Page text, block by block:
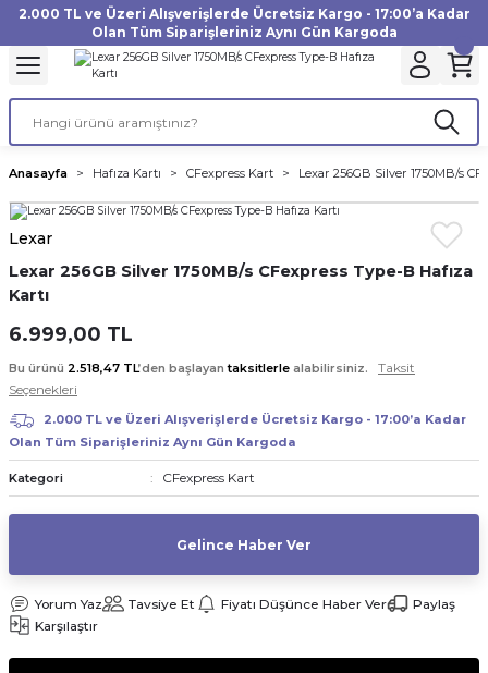
2.000 TL ve Üzeri Alışverişlerde Ücretsiz Kargo - 17:00’a Kadar
Olan Tüm Siparişleriniz Aynı Gün Kargoda
Geri Dön
Makinesi
Geri Dön
Geri Dön
Geri Dön
Geri Dön
Geri Dön
Geri Dön
Geri Dön
Geri Dön
Geri Dön
Geri Dön
Geri Dön
Anasayfa Hafıza Kartı CFexpress Kart Lexar 256GB Silver 1750MB/s
Lexar
Lexar 256GB Silver 1750MB/s CFexpress Type-B Hafıza
Kartı
6.999,00 TL
Bu ürünü 2.518,47 TL’den başlayantaksitlerle alabilirsiniz.
Taksit
Seçenekleri
2.000 TL ve Üzeri Alışverişlerde Ücretsiz Kargo - 17:00’a Kadar
Olan Tüm Siparişleriniz Aynı Gün Kargoda
Kategori CFexpress Kart
Gelince Haber Ver
Yorum Yaz Tavsiye Et Fiyatı Düşünce Haber Ver
Paylaş
Karşılaştır